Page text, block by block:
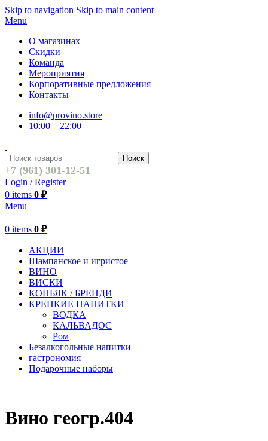
Skip to navigation Skip to main content
Menu
О магазинах
Скидки
Команда
Мероприятия
Корпоративные предложения
Контакты
info@provino.store
10:00 – 22:00
Поиск
+7 (961) 301-12-51
Login / Register
0 items 0 ₽
Menu
0 items 0 ₽
АКЦИИ
Шампанское и игристое
ВИНО
ВИСКИ
КОНЬЯК / БРЕНДИ
КРЕПКИЕ НАПИТКИ
ВОДКА
КАЛЬВАДОС
Ром
Безалкогольные напитки
гастрономия
Подарочные наборы
Вино геогр.404